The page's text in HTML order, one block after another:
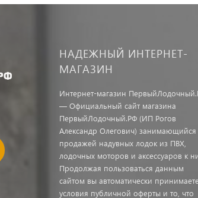
НАДЕЖНЫЙ ИНТЕРНЕТ-
МАГАЗИН
Интернет-магазин
— Официальный сайт магазина
ПервыйЛодочный.РФ (ИП Рогов
Александр Олегович) занимающийся
продажей надувных лодок из ПВХ,
лодочных моторов и аксессуаров к
Продолжая пользоваться данным
сайтом вы автоматически
условия публичной оферты и то, что